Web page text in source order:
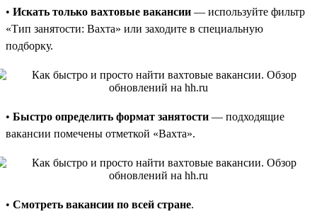
• Искать только вахтовые вакансии — используйте фильтр
«Тип занятости: Вахта» или заходите в специальную
подборку.
• Быстро определить формат занятости — подходящие
вакансии помечены отметкой «Вахта».
• Смотреть вакансии по всей стране.